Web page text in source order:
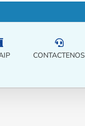
CONTACTENOS